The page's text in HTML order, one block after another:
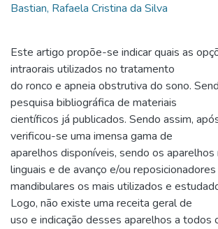
Bastian, Rafaela Cristina da Silva
Este artigo propõe-se indicar quais as
intraorais utilizados no tratamento
do ronco e apneia obstrutiva do sono.
pesquisa bibliográfica de materiais
científicos já publicados. Sendo assim,
verificou-se uma imensa gama de
aparelhos disponíveis, sendo os
linguais e de avanço e/ou reposicionadores
mandibulares os mais utilizados e
Logo, não existe uma receita geral de
uso e indicação desses aparelhos a todos